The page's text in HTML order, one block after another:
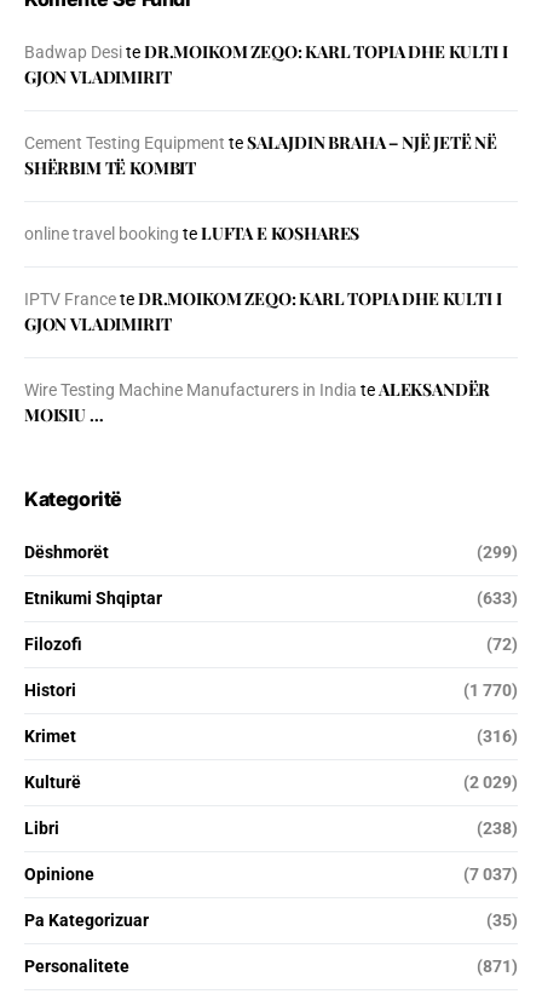
Badwap DesiteDR.MOIKOM ZEQO: KARL TOPIA DHE KULTI I
GJON VLADIMIRIT
Cement Testing Equipment teSALAJDIN BRAHA – NJЁ JETЁ NЁ
SHЁRBIM TЁ KOMBIT
online travel booking teLUFTA E KOSHARES
IPTV FranceteDR.MOIKOM ZEQO: KARL TOPIA DHE KULTI I
GJON VLADIMIRIT
Wire Testing Machine Manufacturers in India teALEKSANDËR
MOISIU …
Kategoritë
Dëshmorët (299)
Etnikumi Shqiptar (633)
Filozofi (72)
Histori (1 770)
Krimet (316)
Kulturë (2 029)
Libri (238)
Opinione (7 037)
Pa Kategorizuar (35)
Personalitete (871)